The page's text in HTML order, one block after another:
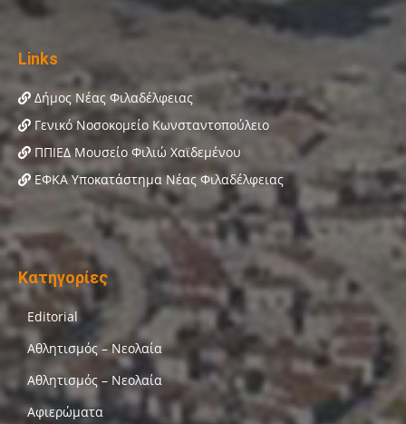
Links
Δήμος Νέας Φιλαδέλφειας
Γενικό Νοσοκομείο Κωνσταντοπούλειο
ΠΠΙΕΔ Μουσείο Φιλιώ Χαϊδεμένου
ΕΦΚΑ Υποκατάστημα Νέας Φιλαδέλφειας
Κατηγορίες
Editorial
Αθλητισμός – Νεολαία
Αθλητισμός – Νεολαία
Αφιερώματα